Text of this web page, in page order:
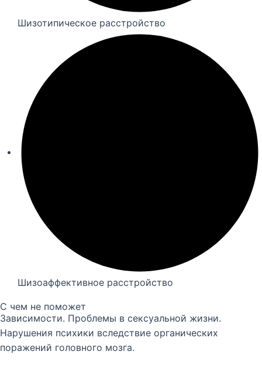
Шизотипическое расстройство
Шизоаффективное расстройство
С чем не поможет
Зависимости. Проблемы в сексуальной жизни.
Нарушения психики вследствие органических
поражений головного мозга.